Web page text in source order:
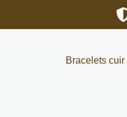
Bracelets cuir